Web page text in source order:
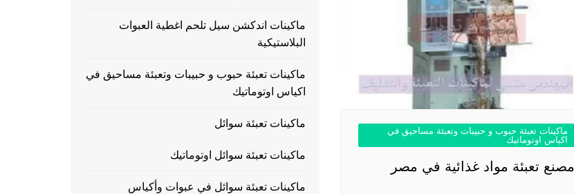
ماكينات تعبئة حبوب و حبيبات وتعبئة مساحيق في
اكياس اوتوماتيك
مصنع تعبئة مواد غذائية في مصر
ماكينات اندكشن سيل تلحم اغطية العبوات
البلاستيكية
ماكينات تعبئة حبوب و حبيبات وتعبئة مساحيق في
اكياس اوتوماتيك
ماكينات تعبئة سوائل
ماكينات تعبئة سوائل اوتوماتيك
ماكينات تعبئة سوائل في عبوات وأكياس